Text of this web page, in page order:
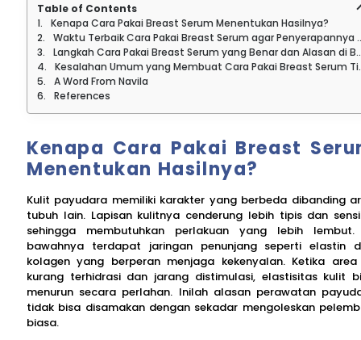
Table of Contents
Kenapa Cara Pakai Breast Serum Menentukan Hasilnya?
Waktu Terbaik Cara Pakai Breast Serum agar Penyerapannya Optimal
Langkah Cara Pakai Breast Serum yang Benar dan Alasan di Baliknya
Kesalahan Umum yang Membuat Cara Pakai Breast Serum Tidak Memberi Hasil
A Word From Navila
References
Kenapa Cara Pakai Breast
Menentukan Hasilnya?
Kulit payudara memiliki karakter yang berbeda dibanding
tubuh lain. Lapisan kulitnya cenderung lebih tipis dan
sehingga membutuhkan perlakuan yang lebih lembut.
bawahnya terdapat jaringan penunjang seperti elastin
kolagen yang berperan menjaga kekenyalan. Ketika area
kurang terhidrasi dan jarang distimulasi, elastisitas kulit
menurun secara perlahan. Inilah alasan perawatan
tidak bisa disamakan dengan sekadar mengoleskan
biasa.